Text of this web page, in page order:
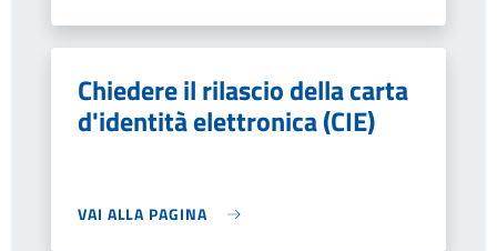
Chiedere il rilascio della carta
d'identità elettronica (CIE)
VAI ALLA PAGINA